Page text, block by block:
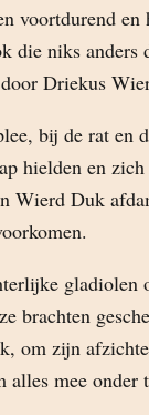
voortdurend en
die niks anders
Driekus
bij de rat en
hielden en
Wierd Duk
gladiolen
brachten
om zijn
mee onder